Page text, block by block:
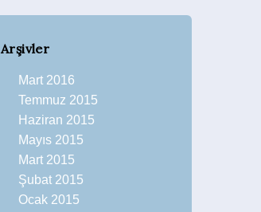
Arşivler
Mart 2016
Temmuz 2015
Haziran 2015
Mayıs 2015
Mart 2015
Şubat 2015
Ocak 2015